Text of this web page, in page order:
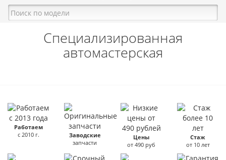
Специализированная
автомастерская
Работаем
с 2010 г.
Заводские
запчасти
Цены
от 490 руб
Стаж
от 10 лет